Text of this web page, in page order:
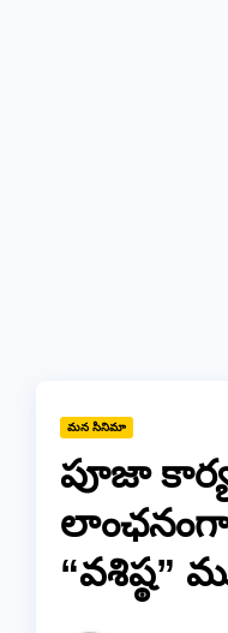
మన సినిమా
పూజా
“వశిష్ఠ”